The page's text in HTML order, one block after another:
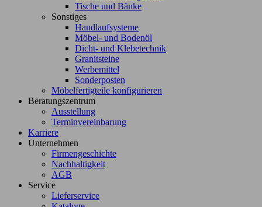
Tische und Bänke
Sonstiges
Handlaufsysteme
Möbel- und Bodenöl
Dicht- und Klebetechnik
Granitsteine
Werbemittel
Sonderposten
Möbelfertigteile konfigurieren
Beratungszentrum
Ausstellung
Terminvereinbarung
Karriere
Unternehmen
Firmengeschichte
Nachhaltigkeit
AGB
Service
Lieferservice